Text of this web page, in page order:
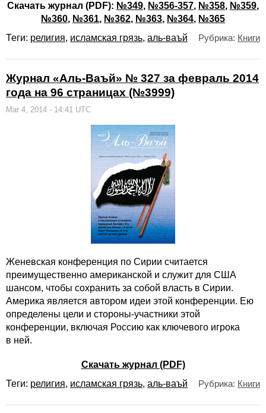
Скачать журнал (PDF): №349, №356-357, №358, №359,
№360, №361, №362, №363, №364, №365
Теги: религия, исламская грязь, аль-ваъй Рубрика: Книги
Журнал «Аль-Ваъй» № 327 за февраль 2014
года на 96 страницах (№3999)
Mar 4, 2014 - 14:41 UTC
Женевская конференция по Сирии считается
преимущественно американской и служит для США
шансом, чтобы сохранить за собой власть в Сирии.
Америка является автором идеи этой конференции. Ею
определены цели и стороны-участники этой
конференции, включая Россию как ключевого игрока
в ней.
Скачать журнал (PDF)
Теги: религия, исламская грязь, аль-ваъй Рубрика: Книги